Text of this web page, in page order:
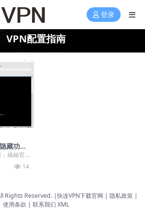
登录
VPN配置指南
藏功
设置探
揭秘官
。连续
14
Rights Reserved. |快连VPN下载官网 | 隐私政策 |
使用条款 | 联系我们 XML